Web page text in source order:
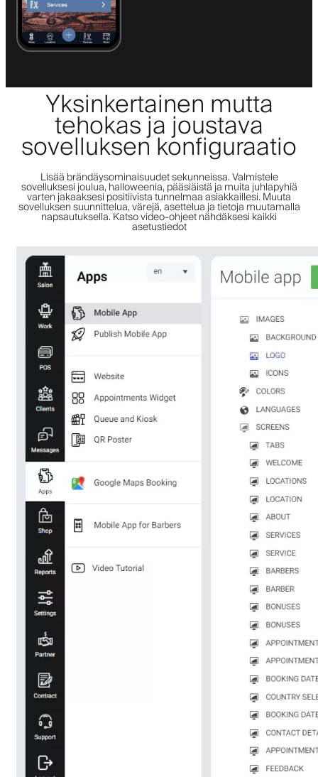
Yksinkertainen mutta
tehokas ja joustava
sovelluksen konfiguraatio
Lisää brändäysominaisuudet sekunneissa. Valmistele
sovelluksesi joulua, halloweenia, pääsiäistä ja muita juhlapyhiä
varten jakaaksesi positiivista tunnelmaa asiakkaillesi. Muuta
sovelluksen suunnittelua, värejä, asettelua ja tietoja muutamalla
napsautuksella. Katso video-ohjeet nähdäksesi kaikki
asetustiedot